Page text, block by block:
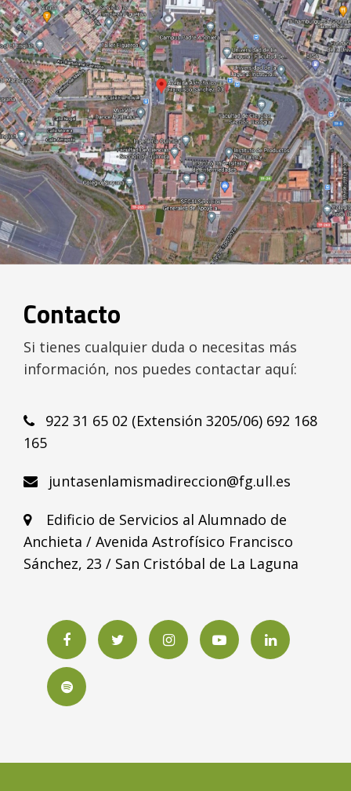
Contacto
Si tienes cualquier duda o necesitas más
información, nos puedes contactar aquí:
922 31 65 02 (Extensión 3205/06) 692 168
165
juntasenlamismadireccion@fg.ull.es
Edificio de Servicios al Alumnado de
Anchieta / Avenida Astrofísico Francisco
Sánchez, 23 / San Cristóbal de La Laguna
FacebookTwitterInstagramYouTubeLinkedIN
Spotify